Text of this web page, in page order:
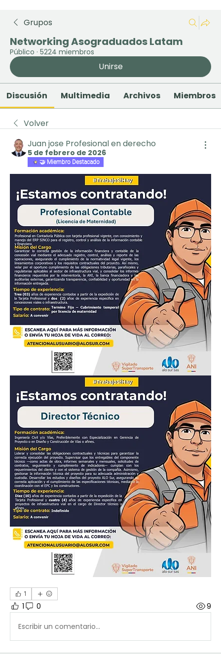
Grupos
Networking Asograduados Latam
Público · 5224 miembros
Unirse
Discusión Multimedia Archivos Miembros
Volver
Juan jose Profesional en derecho
5 de febrero de 2026
🤝 Miembro Destacado
1
1 0 9
Escribir un comentario...